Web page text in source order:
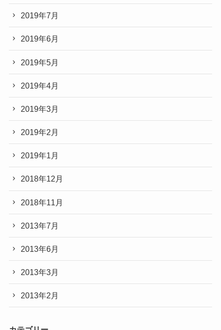
2019年7月
2019年6月
2019年5月
2019年4月
2019年3月
2019年2月
2019年1月
2018年12月
2018年11月
2013年7月
2013年6月
2013年3月
2013年2月